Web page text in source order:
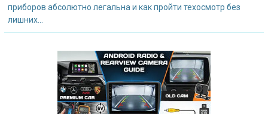
приборов абсолютно легальна и как пройти техосмотр без
лишних...